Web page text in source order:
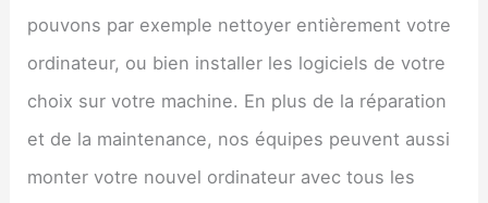
pouvons par exemple nettoyer entièrement votre
ordinateur, ou bien installer les logiciels de votre
choix sur votre machine. En plus de la réparation
et de la maintenance, nos équipes peuvent aussi
monter votre nouvel ordinateur avec tous les